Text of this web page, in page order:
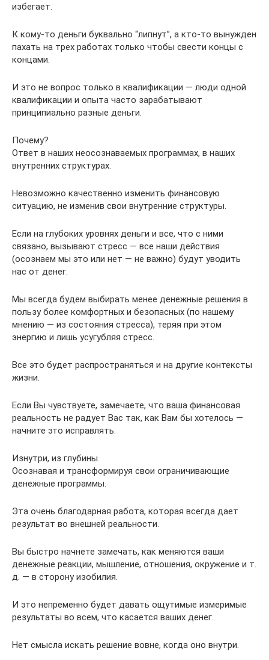
избегает.
К кому-то деньги буквально “липнут”, а кто-то вынужден
пахать на трех работах только чтобы свести концы с
концами.
И это не вопрос только в квалификации — люди одной
квалификации и опыта часто зарабатывают
принципиально разные деньги.
Почему?
Ответ в наших неосознаваемых программах, в наших
внутренних структурах.
Невозможно качественно изменить финансовую
ситуацию, не изменив свои внутренние структуры.
Если на глубоких уровнях деньги и все, что с ними
связано, вызывают стресс — все наши действия
(осознаем мы это или нет — не важно) будут уводить
нас от денег.
Мы всегда будем выбирать менее денежные решения в
пользу более комфортных и безопасных (по нашему
мнению — из состояния стресса), теряя при этом
энергию и лишь усугубляя стресс.
Все это будет распространяться и на другие контексты
жизни.
Если Вы чувствуете, замечаете, что ваша финансовая
реальность не радует Вас так, как Вам бы хотелось —
начните это исправлять.
Изнутри, из глубины.
Осознавая и трансформируя свои ограничивающие
денежные программы.
Эта очень благодарная работа, которая всегда дает
результат во внешней реальности.
Вы быстро начнете замечать, как меняются ваши
денежные реакции, мышление, отношения, окружение и т.
д. — в сторону изобилия.
И это непременно будет давать ощутимые измеримые
результаты во всем, что касается ваших денег.
Нет смысла искать решение вовне, когда оно внутри.